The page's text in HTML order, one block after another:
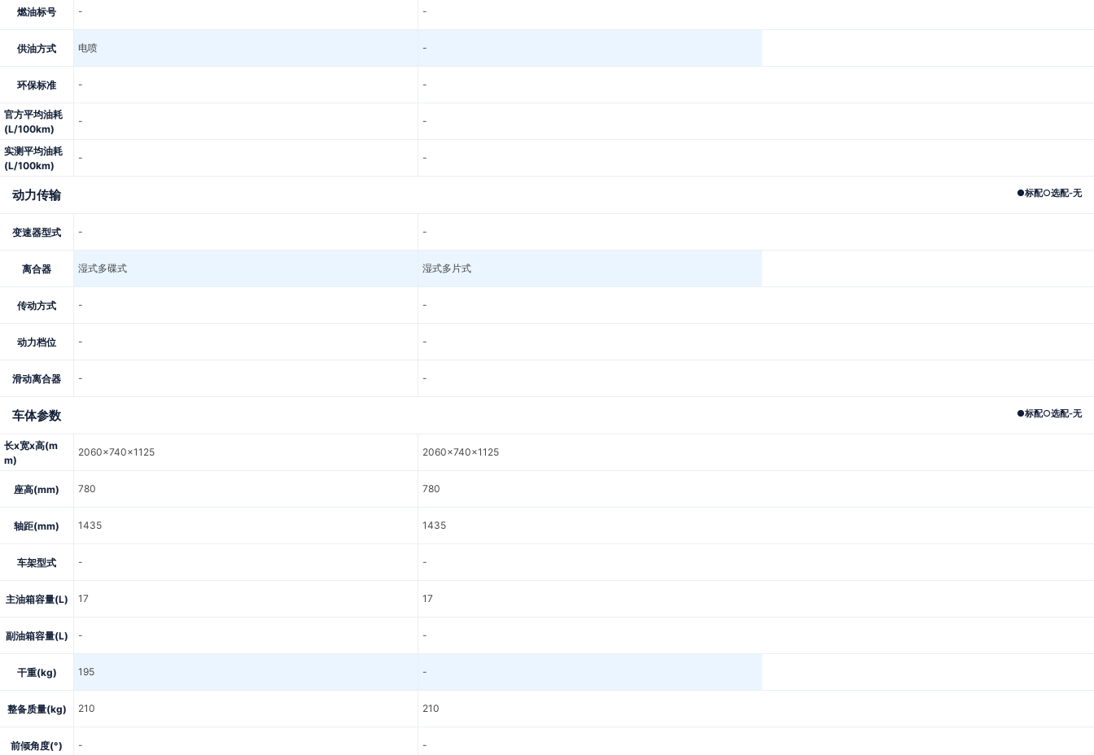
燃油标号 - -
供油方式 电喷 -
环保标准 - -
官方平均油耗
(L/100km)
- -
实测平均油耗
(L/100km)
- -
动力传输 ●标配○选配-无
变速器型式 - -
离合器 湿式多碟式 湿式多片式
传动方式 - -
动力档位 - -
滑动离合器 - -
车体参数 ●标配○选配-无
长x宽x高(m
m)
2060x740x1125 2060x740x1125
座高(mm) 780 780
轴距(mm) 1435 1435
车架型式 - -
主油箱容量(L) 17 17
副油箱容量(L) - -
干重(kg) 195 -
整备质量(kg) 210 210
前倾角度(°) - -